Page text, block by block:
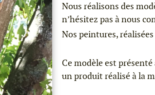
Nous réalisons des
n’hésitez pas à nous
Nos peintures,
Ce modèle est
un produit réalisé à la